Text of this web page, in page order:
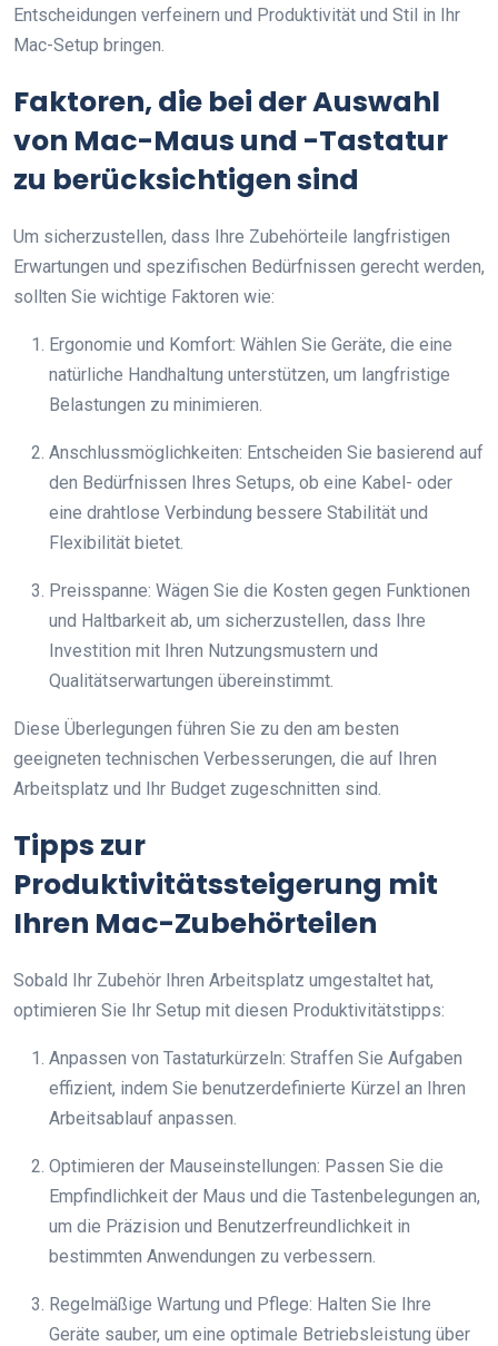
Entscheidungen verfeinern und Produktivität und Stil in Ihr
Mac-Setup bringen.
Faktoren, die bei der Auswahl
von Mac-Maus und -Tastatur
zu berücksichtigen sind
Um sicherzustellen, dass Ihre Zubehörteile langfristigen
Erwartungen und spezifischen Bedürfnissen gerecht werden,
sollten Sie wichtige Faktoren wie:
Ergonomie und Komfort: Wählen Sie Geräte, die eine
natürliche Handhaltung unterstützen, um langfristige
Belastungen zu minimieren.
Anschlussmöglichkeiten: Entscheiden Sie basierend auf
den Bedürfnissen Ihres Setups, ob eine Kabel- oder
eine drahtlose Verbindung bessere Stabilität und
Flexibilität bietet.
Preisspanne: Wägen Sie die Kosten gegen Funktionen
und Haltbarkeit ab, um sicherzustellen, dass Ihre
Investition mit Ihren Nutzungsmustern und
Qualitätserwartungen übereinstimmt.
Diese Überlegungen führen Sie zu den am besten
geeigneten technischen Verbesserungen, die auf Ihren
Arbeitsplatz und Ihr Budget zugeschnitten sind.
Tipps zur
Produktivitätssteigerung mit
Ihren Mac-Zubehörteilen
Sobald Ihr Zubehör Ihren Arbeitsplatz umgestaltet hat,
optimieren Sie Ihr Setup mit diesen Produktivitätstipps:
Anpassen von Tastaturkürzeln: Straffen Sie Aufgaben
effizient, indem Sie benutzerdefinierte Kürzel an Ihren
Arbeitsablauf anpassen.
Optimieren der Mauseinstellungen: Passen Sie die
Empfindlichkeit der Maus und die Tastenbelegungen an,
um die Präzision und Benutzerfreundlichkeit in
bestimmten Anwendungen zu verbessern.
Regelmäßige Wartung und Pflege: Halten Sie Ihre
Geräte sauber, um eine optimale Betriebsleistung über